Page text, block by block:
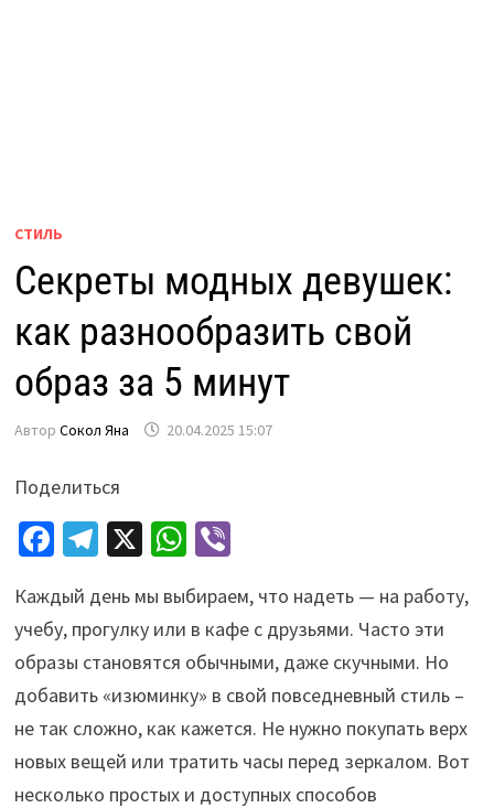
СТИЛЬ
Секреты модных девушек:
как разнообразить свой
образ за 5 минут
Автор Сокол Яна 20.04.2025 15:07
Поделиться
Fa
b
o
o
k
Te
gr
a
m
X W
at
sA
p
p
Vi
er
Каждый день мы выбираем, что надеть — на работу,
учебу, прогулку или в кафе с друзьями. Часто эти
образы становятся обычными, даже скучными. Но
добавить «изюминку» в свой повседневный стиль –
не так сложно, как кажется. Не нужно покупать верх
новых вещей или тратить часы перед зеркалом. Вот
несколько простых и доступных способов